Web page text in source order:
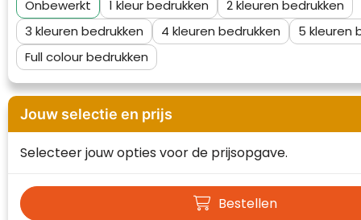
Onbewerkt
1
2
3
4
5
Full colour
Jouw selectie en prijs
Selecteer jouw opties voor de prijsopgave.
Bestellen